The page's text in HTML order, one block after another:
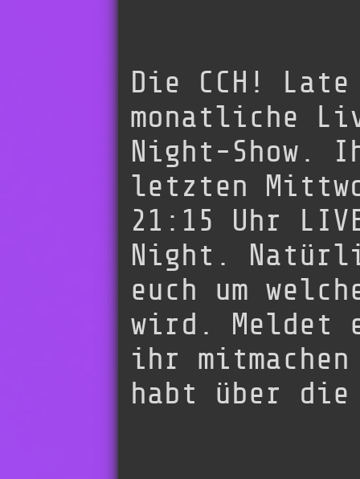
Die CCH!
monatliche
Night-Show.
letzten
21:15 Uhr
Night.
euch um
wird. Meldet
ihr
habt über